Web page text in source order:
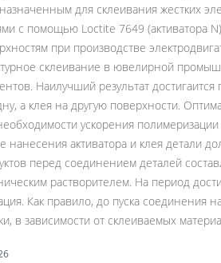
для склеивания жестких
с помощью Loctite 7649 (активатора
при производстве
склеивание в ювелирной
Наилучший результат
а клея на другую поверхности.
ускорения
нанесения активатора и клея детали
перед соединением деталей
растворителем. На период
Как правило, до пуска соединения
в зависимости от склеиваемых